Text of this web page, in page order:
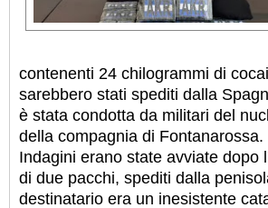
contenenti 24 chilogrammi di
sarebbero stati spediti dalla
è stata condotta da militari del
della compagnia di Fontanarossa.
Indagini erano state avviate dopo
di due pacchi, spediti dalla
destinatario era un inesistente